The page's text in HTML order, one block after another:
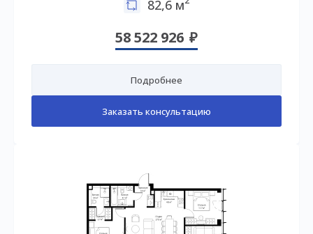
82,6 м
58 522 926
Подробнее
Заказать консультацию